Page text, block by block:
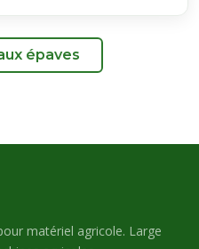
épaves
matériel agricole. Large